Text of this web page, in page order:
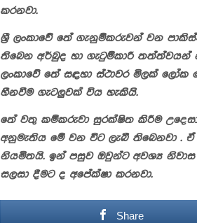
කරනවා.
ශ්‍රී ලංකාවේ තේ ගැනුම්කරුවන් වන
තිබෙන අර්බුද හා ගැටුම්කාරී තත්ත්වයන්
ලංකාවේ තේ සඳහා ස්ථාවර මිලක්
හීනවීම ගැටලුවක් විය හැකියි.
තේ වතු කම්කරුවා සුරක්ෂිත කිරීම
අනුමැතිය මේ වන විට ලැබී තිබෙනවා .
නියමිතයි. ඉන් පසුව ඔවුන්ට අවශ්‍ය
සලසා දීමට ද අපේක්ෂා කරනවා.
Share